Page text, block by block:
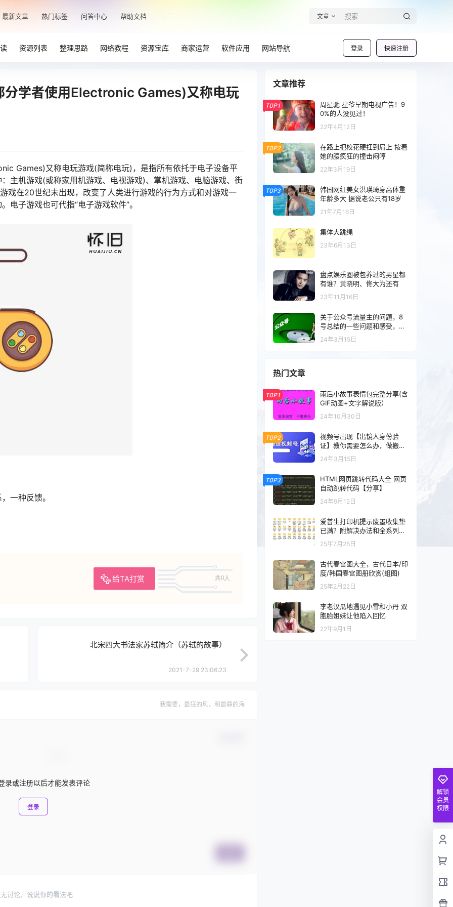
最新文章 热门标签 问答中心 帮助文档 文章
登录 快速注册
资源列表 整理思路 网络教程 资源宝库 商家运营 软件应用 网站导航
学者使用Electronic Games)又称电玩
Games)又称电玩游戏(简称电玩)，是指所有依托于电子设备平
主机游戏(或称家用机游戏、电视游戏)、掌机游戏、电脑游戏、街
戏在20世纪末出现，改变了人类进行游戏的行为方式和对游戏一
电子游戏也可代指“电子游戏软件”。
一种反馈。
给TA打赏 共0人
北宋四大书法家苏轼简介（苏轼的故事）
2021-7-29 23:06:23
我需要，最狂的风，和最静的海
录或注册以后才能发表评论
登录
讨论，说说你的看法吧
文章推荐
TOP1
周星驰 星爷早期电视广告！9
0%的人没见过！
22年4月12日
TOP2
在路上把校花硬扛到肩上 按着
她的腰疯狂的撞击闷哼
22年3月19日
TOP3
韩国网红美女洪瑛琦身高体重
年龄多大 据说老公只有18岁
21年7月16日
集体大跳绳
23年6月13日
盘点娱乐圈被包养过的男星都
有谁？黄晓明、佟大为还有
23年11月16日
关于公众号流量主的问题，8
号总结的一些问题和感受，希
望对你有所帮助
24年3月15日
热门文章
TOP1
雨后小故事表情包完整分享(含
GIF动图+文字解说版）
24年10月30日
TOP2
视频号出现【出镜人身份验
证】教你需要怎么办，做搬运
以及混剪的可以看一下
24年3月15日
TOP3
HTML网页跳转代码大全 网页
自动跳转代码【分享】
24年9月12日
爱普生打印机提示废墨收集垫
已满？附解决办法和全系列清
零工具和教程
25年7月26日
古代春宫图大全，古代日本/印
度/韩国春宫图册欣赏(组图)
25年2月22日
李老汉瓜地遇见小雪和小丹 双
胞胎姐妹让他陷入回忆
22年9月1日
解锁
会员
权限